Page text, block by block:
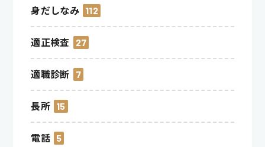
身だしなみ 112
適正検査 27
適職診断 7
長所 15
電話 5